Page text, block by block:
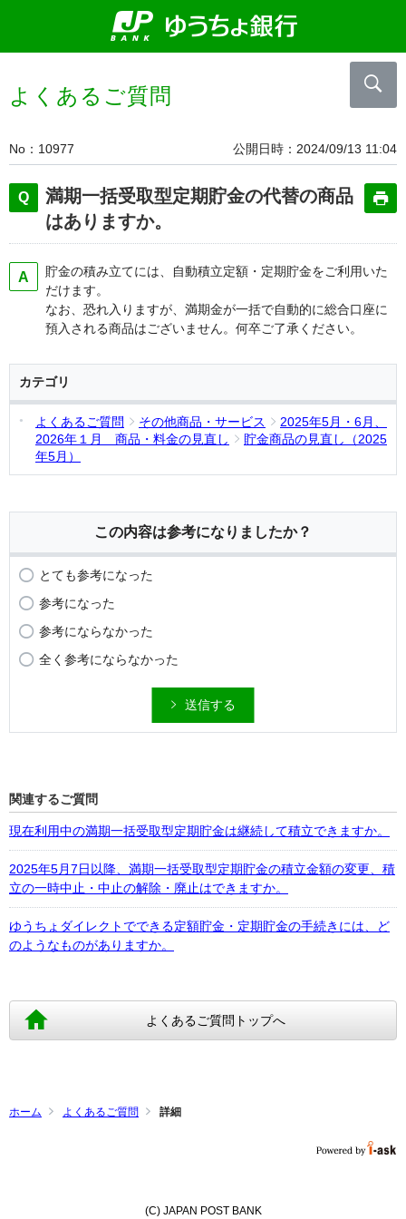
よくあるご質問
No 10977 公開日時 2024/09/13 11:04
満期一括受取型定期貯金の代替の商品
はありますか。
貯金の積み立てには、自動積立定額・定期貯金をご利用いた
だけます。
なお、恐れ入りますが、満期金が一括で自動的に総合口座に
預入される商品はございません。何卒ご了承ください。
カテゴリ
よくあるご質問 その他商品・サービス
2025年5月・6月、
2026年１月 商品・料金の見直し
貯金商品の見直し（2025
年5月）
この内容は参考になりましたか？
とても参考になった
参考になった
参考にならなかった
全く参考にならなかった
送信する
関連するご質問
現在利用中の満期一括受取型定期貯金は継続して積立できますか。
2025年5月7日以降、満期一括受取型定期貯金の積立金額の変更、積
立の一時中止・中止の解除・廃止はできますか。
ゆうちょダイレクトでできる定額貯金・定期貯金の手続きには、ど
のようなものがありますか。
よくあるご質問トップへ
ホーム よくあるご質問 詳細
(C) JAPAN POST BANK